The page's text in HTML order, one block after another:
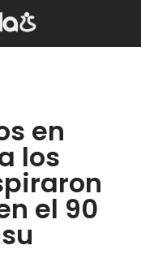
en
los
el 90